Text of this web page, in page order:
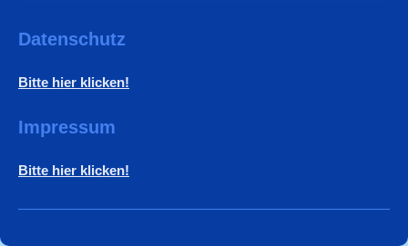
Datenschutz
Bitte hier klicken!
Impressum
Bitte hier klicken!